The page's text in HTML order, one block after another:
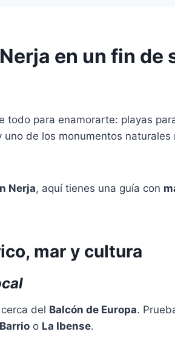
en un fin de
todo para enamorarte: playas
de los monumentos naturales
Nerja, aquí tienes una guía con
mar y cultura
del Balcón de Europa.
o La Ibense.